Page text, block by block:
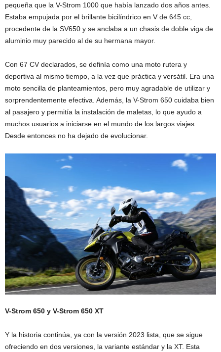
pequeña que la V-Strom 1000 que había lanzado dos años antes.
Estaba empujada por el brillante bicilíndrico en V de 645 cc,
procedente de la SV650 y se anclaba a un chasis de doble viga de
aluminio muy parecido al de su hermana mayor.
Con 67 CV declarados, se definía como una moto rutera y
deportiva al mismo tiempo, a la vez que práctica y versátil. Era una
moto sencilla de planteamientos, pero muy agradable de utilizar y
sorprendentemente efectiva. Además, la V-Strom 650 cuidaba bien
al pasajero y permitía la instalación de maletas, lo que ayudo a
muchos usuarios a iniciarse en el mundo de los largos viajes.
Desde entonces no ha dejado de evolucionar.
V-Strom 650 y V-Strom 650 XT
Y la historia continúa, ya con la versión 2023 lista, que se sigue
ofreciendo en dos versiones, la variante estándar y la XT. Esta